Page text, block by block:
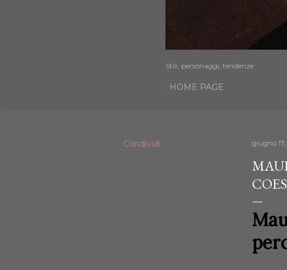
Stili, personaggi, tendenze
HOME PAGE
Condividi giugno